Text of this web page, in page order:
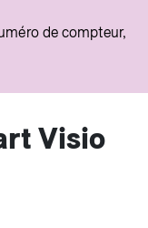
de compteur,
Visio